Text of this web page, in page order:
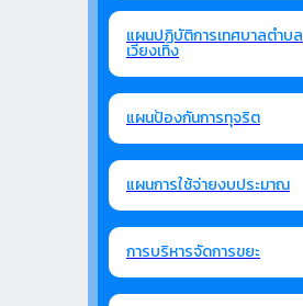
แผนปฏิบัติการเทศบาลตำบล
เวียงเทิง
แผนป้องกันการทุจริต
แผนการใช้จ่ายงบประมาณ
การบริหารจัดการขยะ